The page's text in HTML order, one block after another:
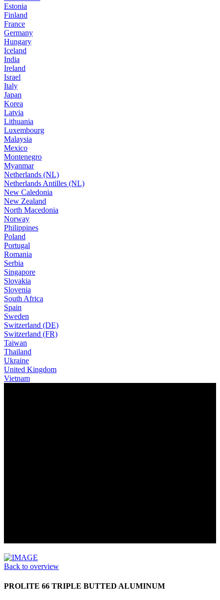
Estonia
Finland
France
Germany
Hungary
Iceland
India
Ireland
Israel
Italy
Japan
Korea
Latvia
Lithuania
Luxembourg
Malaysia
Mexico
Montenegro
Myanmar
Netherlands (NL)
Netherlands Antilles (NL)
New Caledonia
New Zealand
North Macedonia
Norway
Philippines
Poland
Portugal
Romania
Serbia
Singapore
Slovakia
Slovenia
South Africa
Spain
Sweden
Switzerland (DE)
Switzerland (FR)
Taiwan
Thailand
Ukraine
United Kingdom
Vietnam
Back to overview
PROLITE 66 TRIPLE BUTTED ALUMINUM